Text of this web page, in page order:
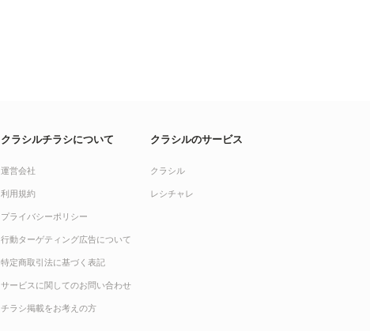
クラシルチラシについて
運営会社
利用規約
プライバシーポリシー
行動ターゲティング広告について
特定商取引法に基づく表記
サービスに関してのお問い合わせ
チラシ掲載をお考えの方
クラシルのサービス
クラシル
レシチャレ